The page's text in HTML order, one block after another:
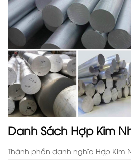
Danh Sách Hợp Kim
Thành phần danh nghĩa Hợp Kim